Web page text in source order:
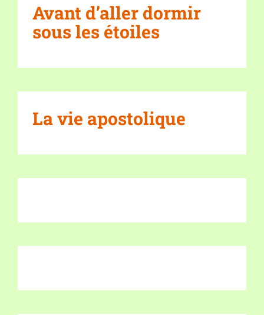
Avant d’aller dormir
sous les étoiles
La vie apostolique